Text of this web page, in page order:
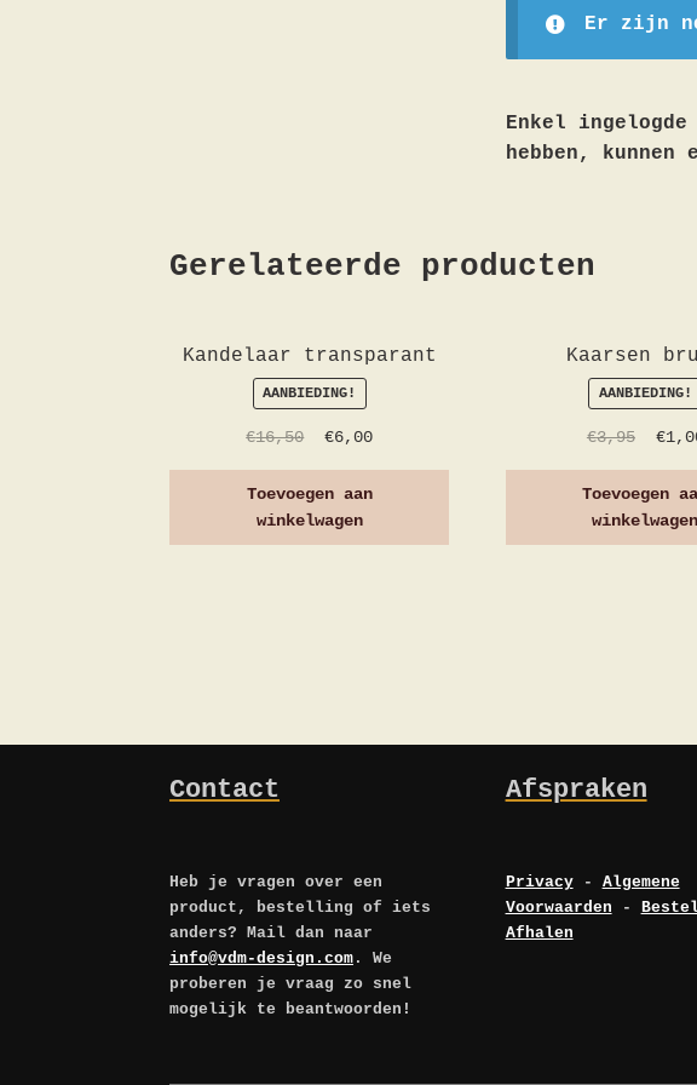
Er zijn
Enkel
hebben,
Gerelateerde producten
Kandelaar transparant
AANBIEDING!
€16,50 €6,00
Toevoegen aan
winkelwagen
Kaarsen
AANBIEDING!
€3,95 €
Toevoegen
winkelwagen
Contact
Heb je vragen over een
product, bestelling of iets
anders? Mail dan naar
info@vdm-design.com . We
proberen je vraag zo snel
mogelijk te beantwoorden!
Afspraken
Privacy- Algemene
Voorwaarden -
Afhalen